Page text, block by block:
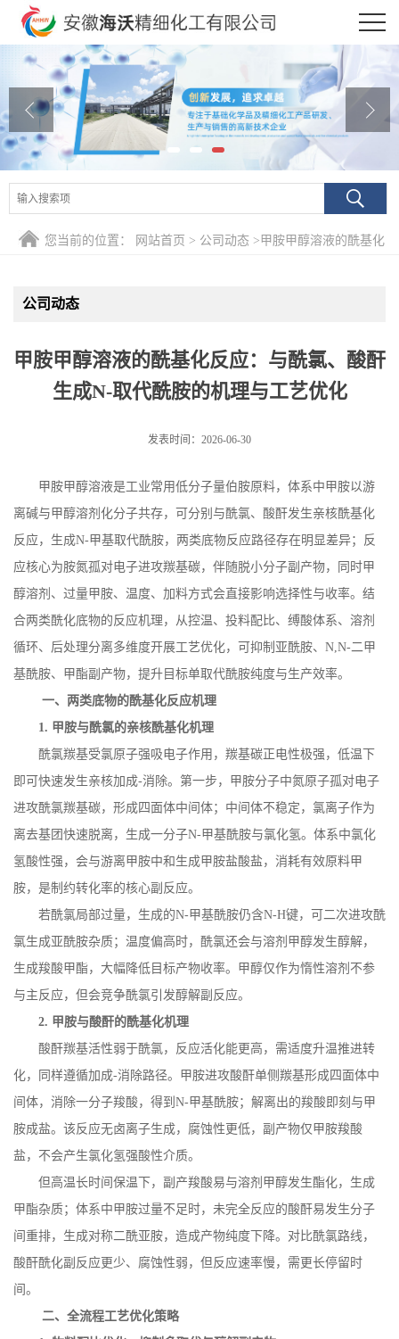
公司首页
公司介绍
公司动态
产品展厅
在线留言
您当前的位置： 网站首页 > 公司动态 >甲胺甲醇溶液的酰基化
公司动态
甲胺甲醇溶液的酰基化反应：与酰氯、酸酐
生成N-取代酰胺的机理与工艺优化
发表时间：2026-06-30
甲胺甲醇溶液是工业常用低分子量伯胺原料，体系中甲胺以游
离碱与甲醇溶剂化分子共存，可分别与酰氯、酸酐发生亲核酰基化
反应，生成N-甲基取代酰胺，两类底物反应路径存在明显差异；反
应核心为胺氮孤对电子进攻羰基碳，伴随脱小分子副产物，同时甲
醇溶剂、过量甲胺、温度、加料方式会直接影响选择性与收率。结
合两类酰化底物的反应机理，从控温、投料配比、缚酸体系、溶剂
循环、后处理分离多维度开展工艺优化，可抑制亚酰胺、 N,N-二甲
基酰胺、甲酯副产物，提升目标单取代酰胺纯度与生产效率。
一、两类底物的酰基化反应机理
1. 甲胺与酰氯的亲核酰基化机理
酰氯羰基受氯原子强吸电子作用，羰基碳正电性极强，低温下
即可快速发生亲核加成-消除。第一步，甲胺分子中氮原子孤对电子
进攻酰氯羰基碳，形成四面体中间体；中间体不稳定，氯离子作为
离去基团快速脱离，生成一分子N-甲基酰胺与氯化氢。体系中氯化
氢酸性强，会与游离甲胺中和生成甲胺盐酸盐，消耗有效原料甲
胺，是制约转化率的核心副反应。
若酰氯局部过量，生成的N-甲基酰胺仍含N-H键，可二次进攻酰
氯生成亚酰胺杂质；温度偏高时，酰氯还会与溶剂甲醇发生醇解，
生成羧酸甲酯，大幅降低目标产物收率。甲醇仅作为惰性溶剂不参
与主反应，但会竞争酰氯引发醇解副反应。
2. 甲胺与酸酐的酰基化机理
酸酐羰基活性弱于酰氯，反应活化能更高，需适度升温推进转
化，同样遵循加成-消除路径。甲胺进攻酸酐单侧羰基形成四面体中
间体，消除一分子羧酸，得到 N-甲基酰胺；解离出的羧酸即刻与甲
胺成盐。该反应无卤离子生成，腐蚀性更低，副产物仅甲胺羧酸
盐，不会产生氯化氢强酸性介质。
但高温长时间保温下，副产羧酸易与溶剂甲醇发生酯化，生成
甲酯杂质；体系中甲胺过量不足时，未完全反应的酸酐易发生分子
间重排，生成对称二酰亚胺，造成产物纯度下降。对比酰氯路线，
酸酐酰化副反应更少、腐蚀性弱，但反应速率慢，需更长停留时
间。
二、全流程工艺优化策略